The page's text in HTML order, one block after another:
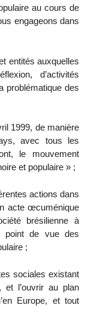
au cours de
engageons dans
entités auxquelles
d’activités
problématique des
1999, de manière
avec tous les
le mouvement
et populaire » ;
actions dans
acte œcuménique
brésilienne à
point de vue des
;
sociales existant
et l’ouvrir au plan
Europe, et tout